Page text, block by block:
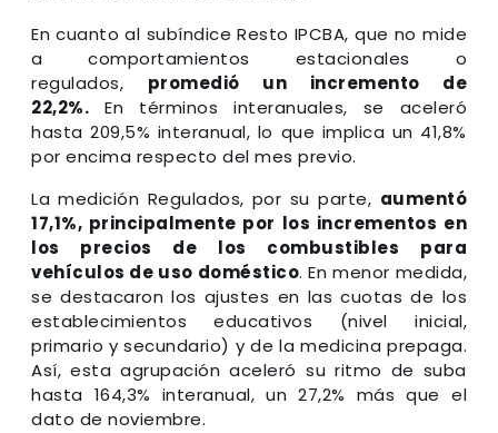
En cuanto al subíndice Resto IPCBA, que no mide
a comportamientos estacionales o
regulados, promedió un incremento de
22,2%. En términos interanuales, se aceleró
hasta 209,5% interanual, lo que implica un 41,8%
por encima respecto del mes previo.
La medición Regulados, por su parte, aumentó
17,1%, principalmente por los incrementos en
los precios de los combustibles para
vehículos de uso doméstico. En menor medida,
se destacaron los ajustes en las cuotas de los
establecimientos educativos (nivel inicial,
primario y secundario) y de la medicina prepaga.
Así, esta agrupación aceleró su ritmo de suba
hasta 164,3% interanual, un 27,2% más que el
dato de noviembre.